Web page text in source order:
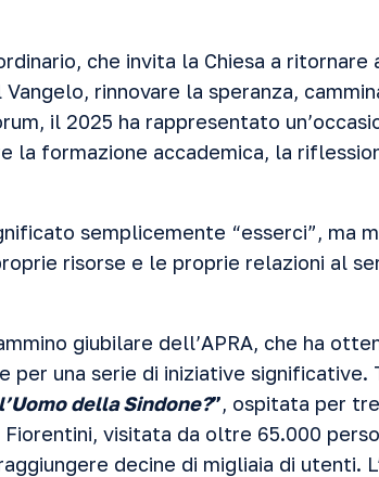
che invita la Chiesa a ritornare
rinnovare la speranza,
il 2025 ha rappresentato
la formazione accademica, la
semplicemente “esserci”, ma
risorse e le proprie relazioni al
giubilare dell’APRA, che ha
per una serie di iniziative significative.
della Sindone?”, ospitata per
Fiorentini, visitata da oltre 65.000
decine di migliaia di utenti.